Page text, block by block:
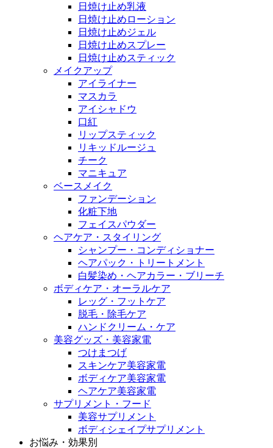
日焼け止め乳液
日焼け止めローション
日焼け止めジェル
日焼け止めスプレー
日焼け止めスティック
メイクアップ
アイライナー
マスカラ
アイシャドウ
口紅
リップスティック
リキッドルージュ
チーク
マニキュア
ベースメイク
ファンデーション
化粧下地
フェイスパウダー
ヘアケア・スタイリング
シャンプー・コンディショナー
ヘアパック・トリートメント
白髪染め・ヘアカラー・ブリーチ
ボディケア・オーラルケア
レッグ・フットケア
脱毛・除毛ケア
ハンドクリーム・ケア
美容グッズ・美容家電
つけまつげ
スキンケア美容家電
ボディケア美容家電
ヘアケア美容家電
サプリメント・フード
美容サプリメント
ボディシェイプサプリメント
お悩み・効果別